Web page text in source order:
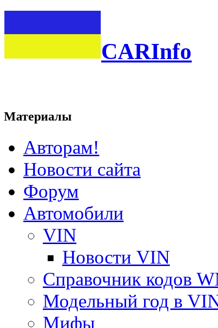
CARInfo
Материалы
Авторам!
Новости сайта
Форум
Автомобили
VIN
Новости VIN
Справочник кодов
Модельный год в
Мифы